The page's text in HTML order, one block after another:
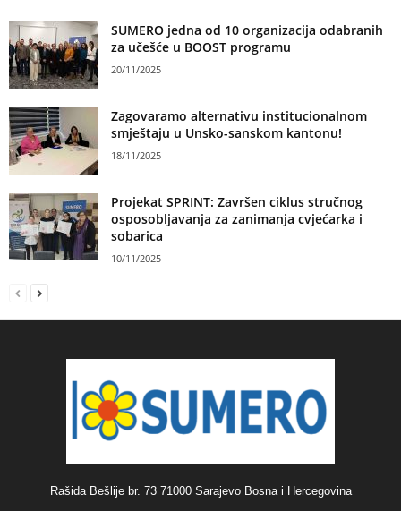
SUMERO jedna od 10 organizacija odabranih
za učešće u BOOST programu
20/11/2025
Zagovaramo alternativu institucionalnom
smještaju u Unsko-sanskom kantonu!
18/11/2025
Projekat SPRINT: Završen ciklus stručnog
osposobljavanja za zanimanja cvjećarka i
sobarica
10/11/2025
Rašida Bešlije br. 73 71000 Sarajevo Bosna i Hercegovina